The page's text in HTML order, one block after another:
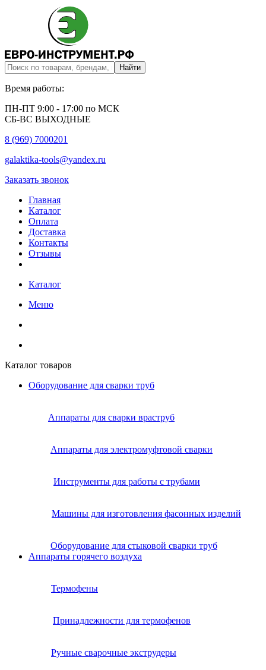
Время работы:
ПН-ПТ 9:00 - 17:00 по МСК
СБ-ВС ВЫХОДНЫЕ
8 (969) 7000201
galaktika-tools@yandex.ru
Заказать звонок
Главная
Каталог
Оплата
Доставка
Контакты
Отзывы
Каталог
Меню
Каталог товаров
Оборудование для сварки труб
Аппараты для сварки враструб
Аппараты для электромуфтовой сварки
Инструменты для работы с трубами
Машины для изготовления фасонных изделий
Оборудование для стыковой сварки труб
Аппараты горячего воздуха
Термофены
Принадлежности для термофенов
Ручные сварочные экструдеры